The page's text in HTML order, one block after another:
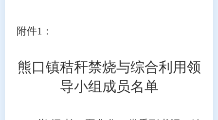
附件1：
熊口镇秸秆禁烧与综合利用领
导小组成员名单